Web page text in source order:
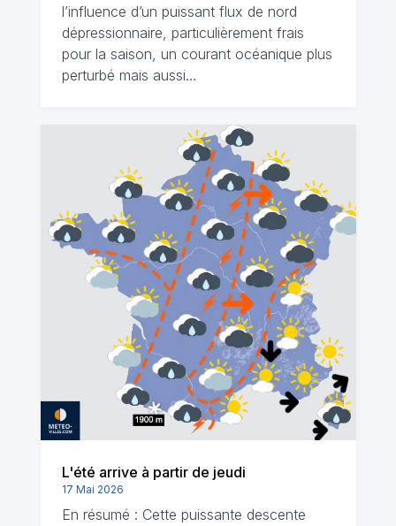
l’influence d’un puissant flux de nord
dépressionnaire, particulièrement frais
pour la saison, un courant océanique plus
perturbé mais aussi…
L'été arrive à partir de jeudi
17 Mai 2026
En résumé : Cette puissante descente